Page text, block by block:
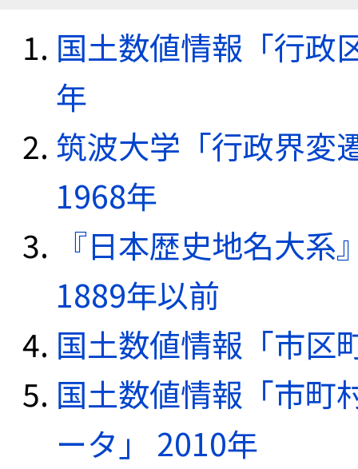
国土数値情報「行政
年
筑波大学「行政界変
1968年
『日本歴史地名大
1889年以前
国土数値情報「市区
国土数値情報「市町
ータ」 2010年